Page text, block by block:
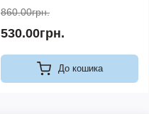
860.00грн.
530.00грн.
До кошика